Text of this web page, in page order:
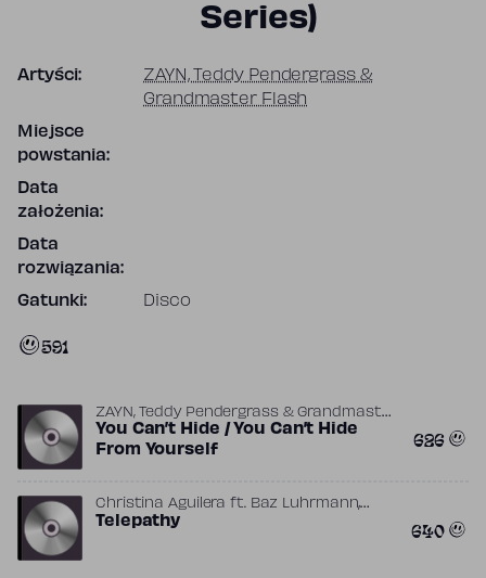
Series)
Artyści:
ZAYN, Teddy Pendergrass &
Grandmaster Flash
Miejsce
powstania:
Data
założenia:
Data
rozwiązania:
Gatunki: Disco
591
ZAYN, Teddy Pendergrass & Grandmaster
Flashft.Grandmaster Flash,Harold Lilly
Kenneth Gamble,
,
You Can’t Hide / You Can’t Hide
From Yourself
626
Christina Aguilera ft. Baz Luhrmann,
Elliott Wheeler
Telepathy 640